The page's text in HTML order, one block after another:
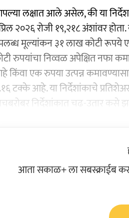
लक्षात आले असेल, की या
२०२६ रोजी १९,२१८ अंशांवर
मूल्यांकन ३१ लाख कोटी रूपये
रुपयांचा निव्वळ अपेक्षित नफा
किंवा एक रुपया उत्पन्न
टक्के आहे. या निर्देशांकाचे
निर्देशांकात चढ-उतार
आता सकाळ+ ला सबस्क्राईब